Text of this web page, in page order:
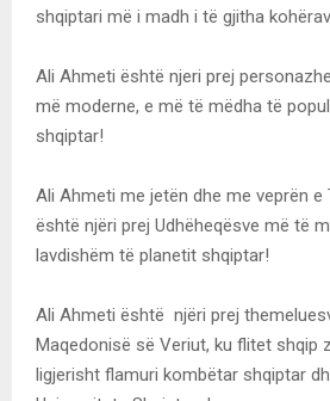
shqiptari më i madh i të gjitha
Ali Ahmeti është njeri prej
më moderne, e më të mëdha të
shqiptar!
Ali Ahmeti me jetën dhe me veprën e
është njëri prej Udhëheqësve më të
lavdishëm të planetit shqiptar!
Ali Ahmeti është njëri prej
Maqedonisë së Veriut, ku flitet shqip
ligjerisht flamuri kombëtar shqiptar